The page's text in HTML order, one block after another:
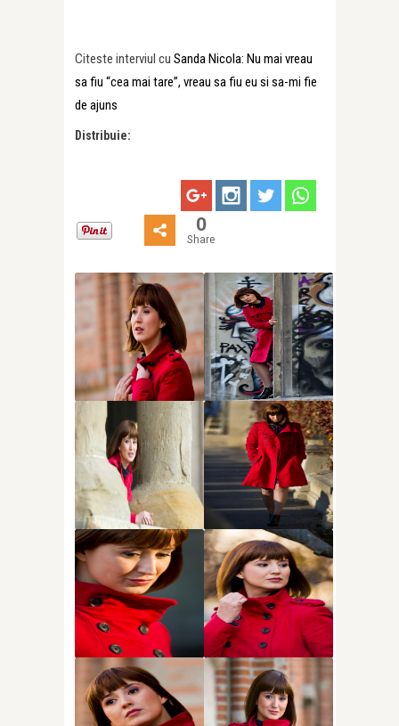
Citeste interviul cu Sanda Nicola: Nu mai vreau
sa fiu “cea mai tare”, vreau sa fiu eu si sa-mi fie
de ajuns
Distribuie:
0
Share